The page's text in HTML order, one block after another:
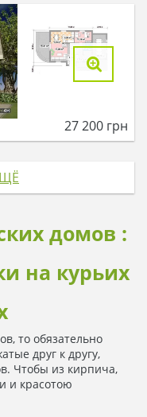
27 200 грн
домов :
на курьих
то обязательно
друг к другу,
Чтобы из кирпича,
и красотою